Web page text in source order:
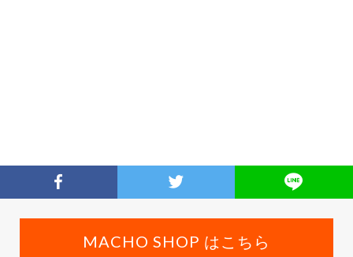
MACHO SHOP はこちら